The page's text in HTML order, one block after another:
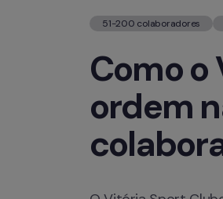
51-200 colaboradores
Como o
ordem